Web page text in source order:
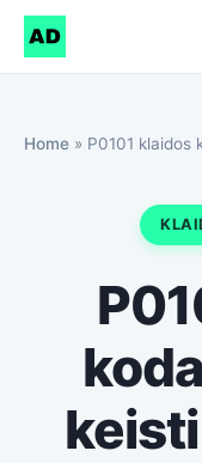
Home » P0101 klaidos